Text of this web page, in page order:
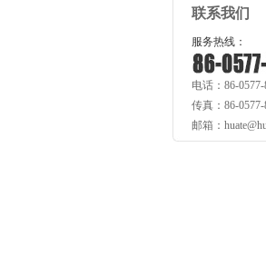
联系我们
服务热线：
电话：86-0577-
传真：86-0577-
邮箱：